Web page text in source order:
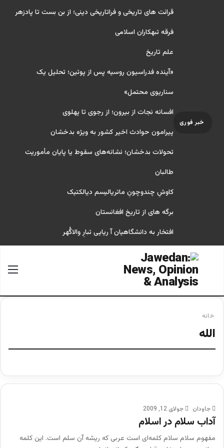
خبر فوری
قرائت های تاریخی و فراتاریخی دینی؛ از بن بست تا پادزهر
فرقه تبهکاران اسلامی
علم تاریخ
«آینده فدراسیون روسیه پس از پوتین؛ تحلیل یک
سناریوی محتمل»
افسانه نجات از بیرون؛ از رجوی تا پهلوی
پیرامون حوادث اخیر کشور به ویژه بدخشان
تحولات بدخشان؛ نشانه‌های سقوط یا پایان مأموریت
طالبان
کاوشِ چندو‌چونِ ماتریالیسم دیالکتیک
برگه های از تاریخ افغانستان
افتخار به دانشگاهیان آ ریایی تبارِ والاگُهر
جستجو برای
خانه
الله
جاودان جولای 12, 2009
آداب سلام در اسلام
مفهوم سلام سلام کلمه‌ای است عربی که ریشه آن سلم است. این کلمه